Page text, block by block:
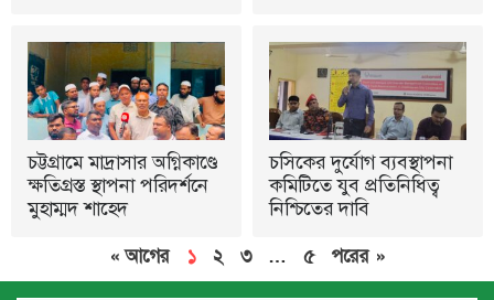
চট্টগ্রামে মাদ্রাসার অগ্নিকাণ্ডে
ক্ষতিগ্রস্ত স্থাপনা পরিদর্শনে
মুহাম্মদ শাহেদ
চসিকের দুর্যোগ ব্যবস্থাপনা
কমিটিতে যুব প্রতিনিধিত্ব
নিশ্চিতের দাবি
« আগের ১ ২ ৩ … ৫ পরের »